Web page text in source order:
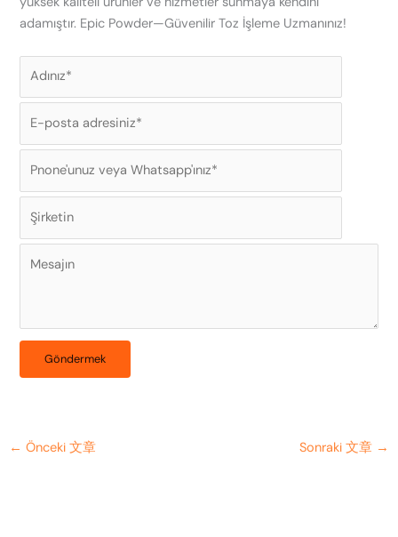
adamıştır. Epic Powder—Güvenilir Toz İşleme Uzmanınız!
← Önceki 文章 Sonraki 文章 →